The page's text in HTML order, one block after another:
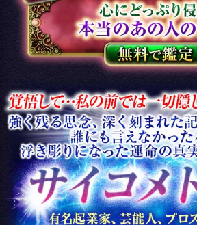
お問い合わせ
(C) Telsys Network CO.,LTD.